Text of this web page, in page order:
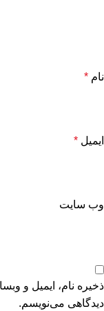
نام *
ایمیل *
وب‌ سایت
ذخیره نام، ایمیل و
دیدگاهی می‌نویسم.